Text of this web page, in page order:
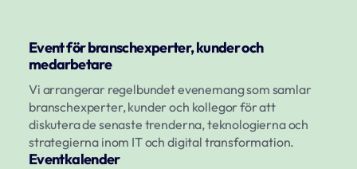
Event för branschexperter, kunder och
medarbetare
Vi arrangerar regelbundet evenemang som samlar
branschexperter, kunder och kollegor för att
diskutera de senaste trenderna, teknologierna och
strategierna inom IT och digital transformation.
Eventkalender